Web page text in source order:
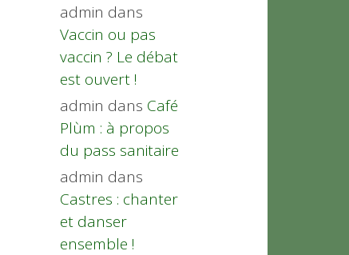
admin dans
Vaccin ou pas
vaccin ? Le débat
est ouvert !
admin dans Café
Plùm : à propos
du pass sanitaire
admin dans
Castres : chanter
et danser
ensemble !